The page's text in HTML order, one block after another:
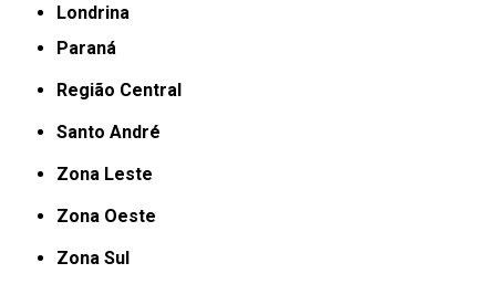
Londrina
Paraná
Região Central
Santo André
Zona Leste
Zona Oeste
Zona Sul